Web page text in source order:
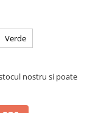
Verde
nostru si poate